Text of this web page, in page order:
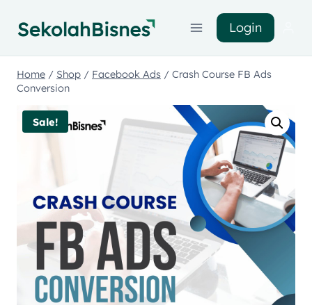
Login
Home / Shop / Facebook Ads / Crash Course FB Ads
Conversion
Sale!